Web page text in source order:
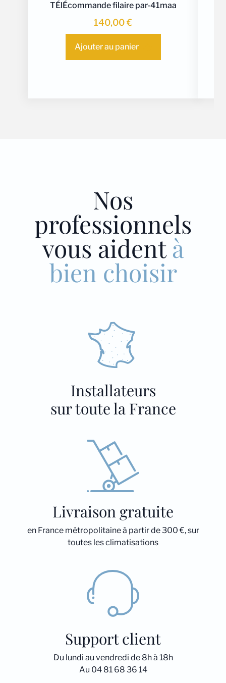
TÉlÉcommande filaire par-41maa
140,00€
Ajouter au panier
Nos
professionnels
vous aidentà
bien choisir
Installateurs
sur toute la France
Livraison gratuite
en France métropolitaine à partir de 300 €, sur
toutes les climatisations
Support client
Du lundi au vendredi de 8h à 18h
Au 04 81 68 36 14